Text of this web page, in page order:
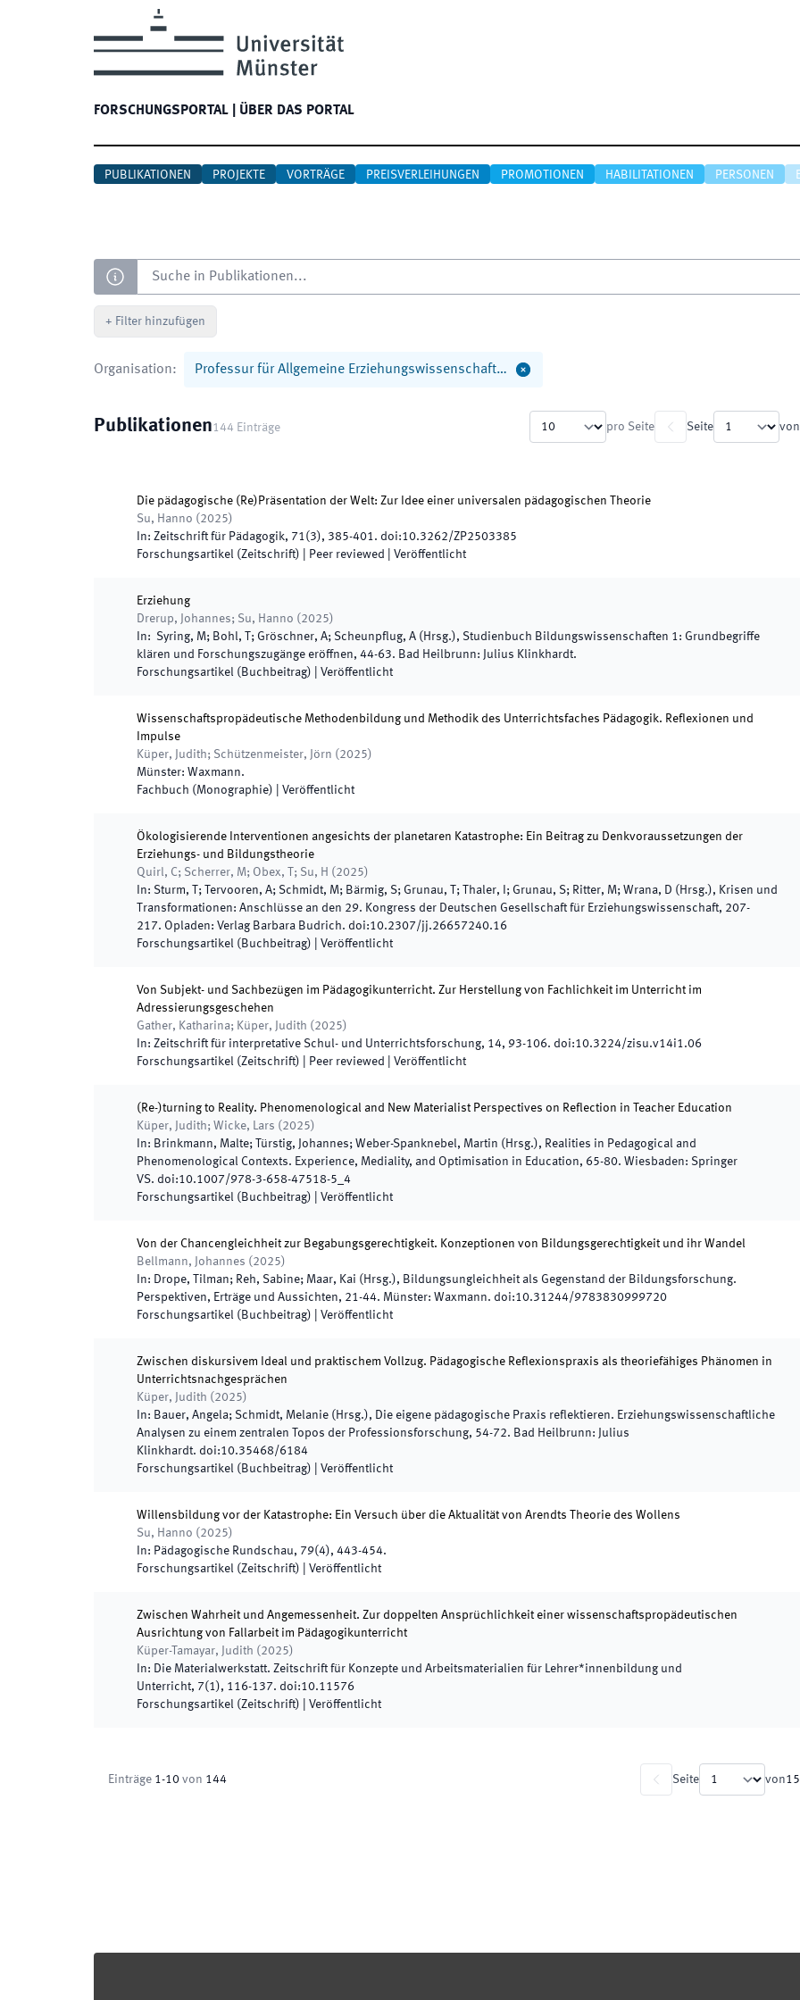
FORSCHUNGSPORTAL ÜBER DAS PORTAL
PUBLIKATIONEN PROJEKTE VORTRÄGE PREISVERLEIHUNGEN PROMOTIONEN HABILITATIONEN PERSONEN
Suche
+ Filter hinzufügen
Organisation: Professur für Allgemeine Erziehungswissenschaft…
Publikationen144 Einträge pro Seite Seite von
Die pädagogische (Re)Präsentation der Welt: Zur Idee einer universalen pädagogischen Theorie
Su, Hanno ( 2025)
In: Zeitschrift für Pädagogik, 71(3), 385-401. doi:10.3262/ZP2503385
Forschungsartikel (Zeitschrift) | Peer reviewed Veröffentlicht
Erziehung
Drerup, Johannes; Su, Hanno ( 2025)
In: Syring, M; Bohl, T; Gröschner, A; Scheunpflug, A ( Hrsg.), Studienbuch Bildungswissenschaften 1: Grundbegriffe
klären und Forschungszugänge eröffnen, 44-63. Bad Heilbrunn: Julius Klinkhardt.
Forschungsartikel (Buchbeitrag)
Veröffentlicht
Wissenschaftspropädeutische Methodenbildung und Methodik des Unterrichtsfaches Pädagogik. Reflexionen und
Impulse
Küper, Judith; Schützenmeister, Jörn ( 2025)
Münster: Waxmann.
Fachbuch (Monographie)
Veröffentlicht
Ökologisierende Interventionen angesichts der planetaren Katastrophe: Ein Beitrag zu Denkvoraussetzungen der
Erziehungs- und Bildungstheorie
Quirl, C; Scherrer, M; Obex, T; Su, H ( 2025)
In: Sturm, T; Tervooren, A; Schmidt, M; Bärmig, S; Grunau, T; Thaler, I; Grunau, S; Ritter, M; Wrana, D ( Hrsg.), Krisen und
Transformationen: Anschlüsse an den 29. Kongress der Deutschen Gesellschaft für Erziehungswissenschaft, 207-
217. Opladen: Verlag Barbara Budrich. doi:10.2307/jj.26657240.16
Forschungsartikel (Buchbeitrag)
Veröffentlicht
Von Subjekt- und Sachbezügen im Pädagogikunterricht. Zur Herstellung von Fachlichkeit im Unterricht im
Adressierungsgeschehen
Gather, Katharina; Küper, Judith ( 2025)
In: Zeitschrift für interpretative Schul- und Unterrichtsforschung, 14, 93-106. doi:10.3224/zisu.v14i1.06
Forschungsartikel (Zeitschrift) | Peer reviewed Veröffentlicht
(Re-)turning to Reality. Phenomenological and New Materialist Perspectives on Reflection in Teacher Education
Küper, Judith; Wicke, Lars ( 2025)
In: Brinkmann, Malte; Türstig, Johannes; Weber-Spanknebel, Martin ( Hrsg.), Realities in Pedagogical and
Phenomenological Contexts. Experience, Mediality, and Optimisation in Education, 65-80. Wiesbaden: Springer
VS. doi:10.1007/978-3-658-47518-5_4
Forschungsartikel (Buchbeitrag)
Veröffentlicht
Von der Chancengleichheit zur Begabungsgerechtigkeit. Konzeptionen von Bildungsgerechtigkeit und ihr Wandel
Bellmann, Johannes ( 2025)
In: Drope, Tilman; Reh, Sabine; Maar, Kai ( Hrsg.), Bildungsungleichheit als Gegenstand der Bildungsforschung.
Perspektiven, Erträge und Aussichten, 21-44. Münster: Waxmann. doi:10.31244/9783830999720
Forschungsartikel (Buchbeitrag)
Veröffentlicht
Zwischen diskursivem Ideal und praktischem Vollzug. Pädagogische Reflexionspraxis als theoriefähiges Phänomen in
Unterrichtsnachgesprächen
Küper, Judith ( 2025)
In: Bauer, Angela; Schmidt, Melanie ( Hrsg.), Die eigene pädagogische Praxis reflektieren. Erziehungswissenschaftliche
Analysen zu einem zentralen Topos der Professionsforschung, 54-72. Bad Heilbrunn:
Julius
Klinkhardt. doi:10.35468/6184
Forschungsartikel (Buchbeitrag)
Veröffentlicht
Willensbildung vor der Katastrophe: Ein Versuch über die Aktualität von Arendts Theorie des Wollens
Su, Hanno ( 2025)
In: Pädagogische Rundschau, 79(4), 443-454.
Forschungsartikel (Zeitschrift)
Veröffentlicht
Zwischen Wahrheit und Angemessenheit. Zur doppelten Ansprüchlichkeit einer wissenschaftspropädeutischen
Ausrichtung von Fallarbeit im Pädagogikunterricht
Küper-Tamayar, Judith ( 2025)
In: Die Materialwerkstatt. Zeitschrift für Konzepte und Arbeitsmaterialien für Lehrer*innenbildung und
Unterricht, 7(1), 116-137. doi:10.11576
Forschungsartikel (Zeitschrift)
Veröffentlicht
Einträge 1-10 von 144 Seite von15